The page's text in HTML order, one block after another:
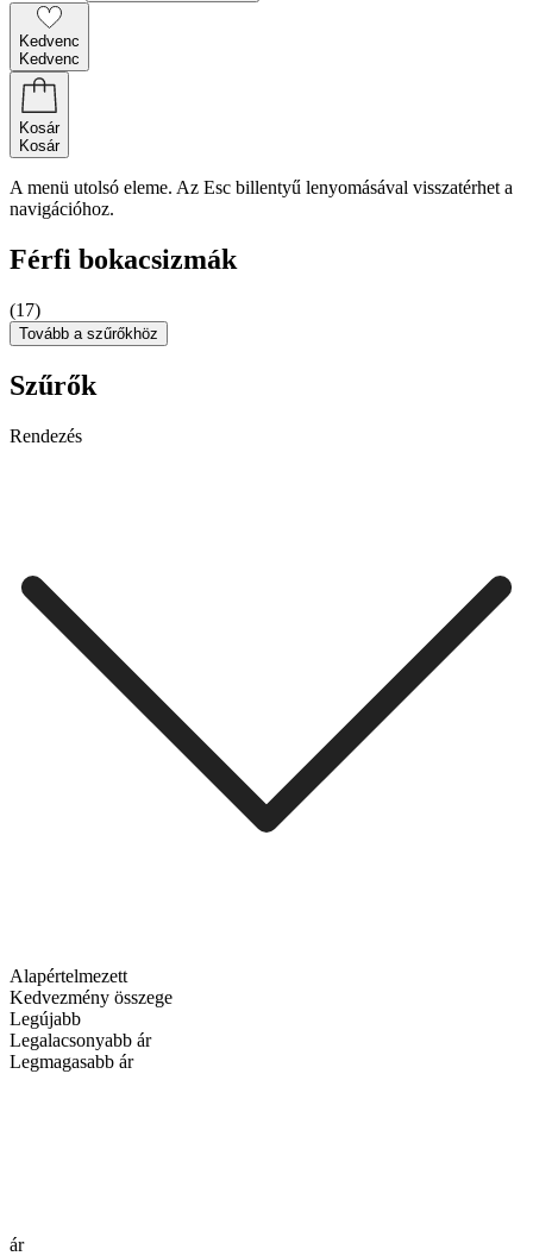
Kedvenc
Kedvenc
Kosár
Kosár
A menü utolsó eleme. Az Esc billentyű lenyomásával visszatérhet a
navigációhoz.
Férfi bokacsizmák
(17)
Tovább a szűrőkhöz
Szűrők
Rendezés
Alapértelmezett
Kedvezmény összege
Legújabb
Legalacsonyabb ár
Legmagasabb ár
ár